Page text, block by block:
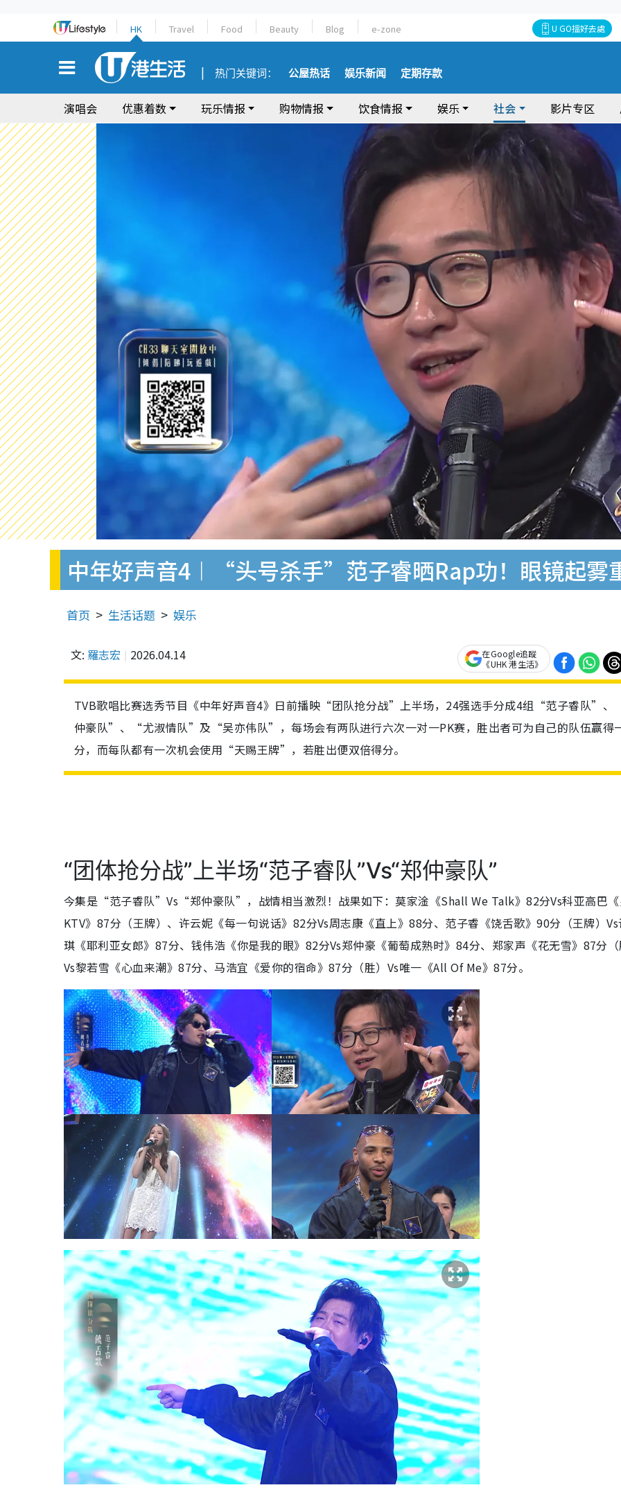
HK Travel Food Beauty Blog e-zone U GO搵好去處
热门关键词： 公屋热话 娱乐新闻 定期存款
演唱会 优惠着数 玩乐情报 购物情报 饮食情报 娱乐 社会 影片专区
中年好声音4︱“头号杀手”范子睿晒Rap功！眼镜起雾
首页 生活话题 娱乐
文: 羅志宏 2026.04.14
在Google追蹤
《UHK 港生活》
TVB歌唱比赛选秀节目《中年好声音4》日前播映“团队抢分战”上半场，24强选手分成4组“范子睿队”
仲豪队”、“尤淑情队”及“吴亦伟队”，每场会有两队进行六次一对一PK赛，胜出者可为自己的队伍赢得
分，而每队都有一次机会使用“天赐王牌”，若胜出便双倍得分。
“团体抢分战”上半场“范子睿队”Vs“郑仲豪队”
今集是“范子睿队”Vs“郑仲豪队”，战情相当激烈！战果如下：莫家淦《Shall We Talk》82分Vs科亚高巴
KTV》87分（王牌）、许云妮《每一句说话》82分Vs周志康《直上》88分、范子睿《饶舌歌》90分（王牌）
琪《耶利亚女郎》87分、钱伟浩《你是我的眼》82分Vs郑仲豪《葡萄成熟时》84分、郑家声《花无雪》87分
Vs黎若雪《心血来潮》87分、马浩宜《爱你的宿命》87分（胜）Vs唯一《All Of Me》87分。